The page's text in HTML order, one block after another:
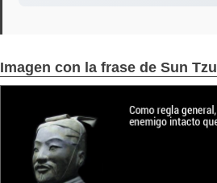
Imagen con la frase de Sun Tzu